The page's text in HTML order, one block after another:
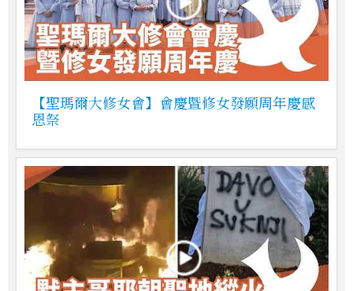
【聖瑪爾大修女會】會慶暨修女發願周年慶感
恩祭